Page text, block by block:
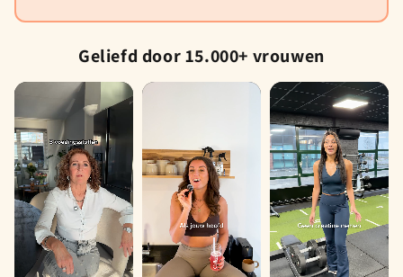
Geliefd door 15.000+ vrouwen